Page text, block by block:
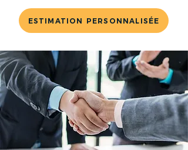
ESTIMATION PERSONNALISÉE